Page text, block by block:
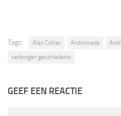
Tags: Alex Collier Andromeda
verborgen geschiedenis
GEEF EEN REACTIE